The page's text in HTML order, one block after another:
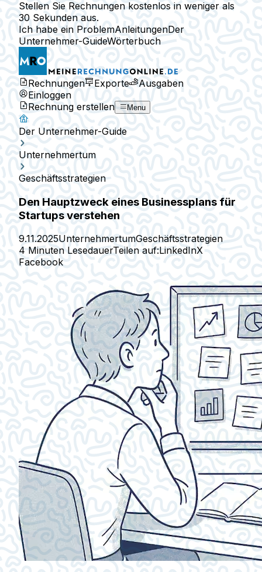
Stellen Sie Rechnungen kostenlos in weniger als
30 Sekunden aus.
Ich habe ein ProblemAnleitungenDer
Unternehmer-GuideWörterbuch
Rechnungen Exporte
Ausgaben
Einloggen
Rechnung erstellen
Menu
Der Unternehmer-Guide
Unternehmertum
Geschäftsstrategien
Den Hauptzweck eines Businessplans für
Startups verstehen
9.11.2025UnternehmertumGeschäftsstrategien
4 Minuten LesedauerTeilen auf:LinkedInX
Facebook